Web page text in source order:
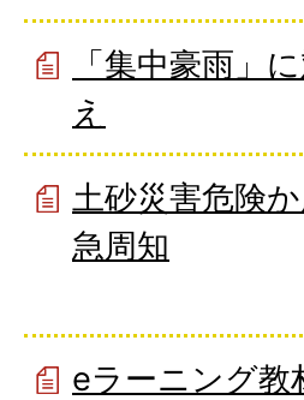
「集中豪雨」
え
土砂災害危険
急周知
eラーニング教